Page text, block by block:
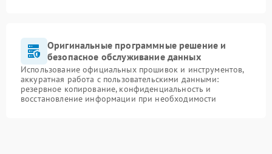
Оригинальные программные решение и
безопасное обслуживание данных
Использование официальных прошивок и инструментов,
аккуратная работа с пользовательскими данными:
резервное копирование, конфиденциальность и
восстановление информации при необходимости